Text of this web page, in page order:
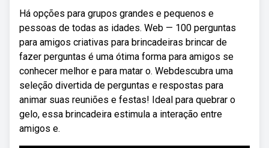
Há opções para grupos grandes e pequenos e
pessoas de todas as idades. Web — 100 perguntas
para amigos criativas para brincadeiras brincar de
fazer perguntas é uma ótima forma para amigos se
conhecer melhor e para matar o. Webdescubra uma
seleção divertida de perguntas e respostas para
animar suas reuniões e festas! Ideal para quebrar o
gelo, essa brincadeira estimula a interação entre
amigos e.